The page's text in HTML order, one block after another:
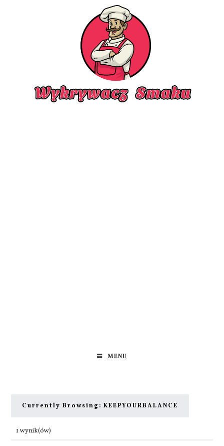
MENU
Currently Browsing: KEEPYOURBALANCE
1 wynik(ów)